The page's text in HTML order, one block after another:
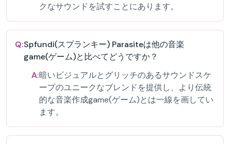
クなサウンドを試すことにあります。
Q:Spfundi(スプランキー) Parasiteは他の音楽
game(ゲーム)と比べてどうですか？
A:暗いビジュアルとグリッチのあるサウンドスケ
ープのユニークなブレンドを提供し、より伝統
的な音楽作成game(ゲーム)とは一線を画してい
ます。